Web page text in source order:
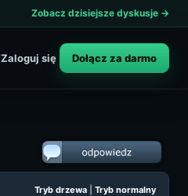
Zobacz dzisiejsze dyskusje →
Zaloguj się Dołącz za darmo
Tryb drzewa Tryb normalny